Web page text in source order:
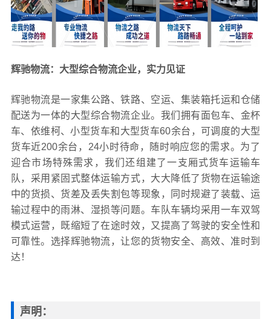
辉驰物流：大型综合物流企业，实力见证
辉驰物流是一家集公路、铁路、空运、集装箱托运和仓储
配送为一体的大型综合物流企业。我们拥有面包车、金杯
车、依维柯、小型货车和大型货车60余台，可调度的大型
货车近200余台，24小时待命，随时响应您的需求。为了
迎合市场特殊需求，我们还组建了一支厢式货车运输车
队，采用紧固式整体运输方式，大大降低了货物在运输途
中的货损、货差及丢失割包等现象，同时规避了装载、运
输过程中的雨淋、湿损等问题。车队车辆均采用一车双驾
模式运营，既缩短了在途时效，又提高了驾驶的安全性和
可靠性。选择辉驰物流，让您的货物安全、高效、准时到
达！
声明：